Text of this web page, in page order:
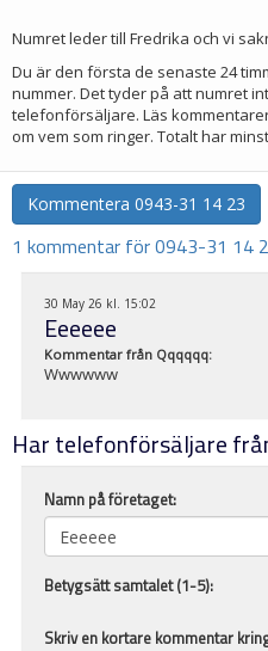
Numret leder till Fredrika och vi
Du är den första de senaste 24
nummer. Det tyder på att numret
telefonförsäljare. Läs
om vem som ringer. Totalt har minst
Kommentera 0943-31 14 23
1 kommentar för 0943-31 14
30 May 26 kl. 15:02
Eeeeee
Kommentar från Qqqqqq:
Wwwwww
Har telefonförsäljare
Namn på företaget:
Betygsätt samtalet (1-5):
Skriv en kortare kommentar